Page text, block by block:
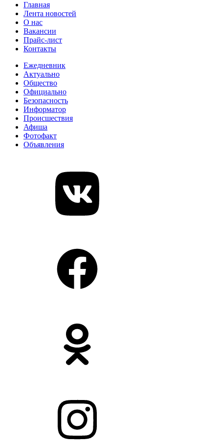
Главная
Лента новостей
О нас
Вакансии
Прайс-лист
Контакты
Ежедневник
Актуально
Общество
Официально
Безопасность
Информатор
Происшествия
Афиша
Фотофакт
Объявления